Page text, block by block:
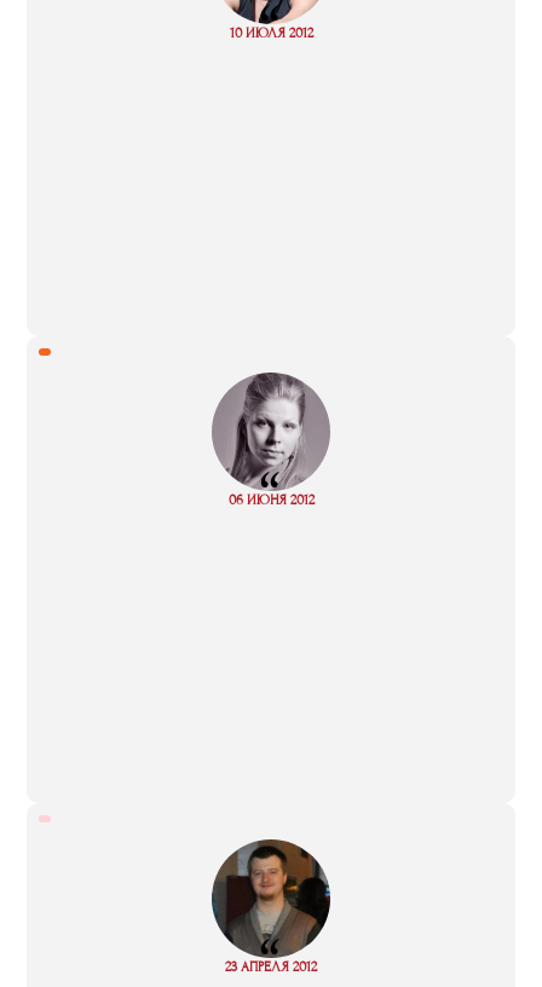
“
10 ИЮЛЯ 2012
Read
“
06 ИЮНЯ 2012
Read
“
23 АПРЕЛЯ 2012
Read